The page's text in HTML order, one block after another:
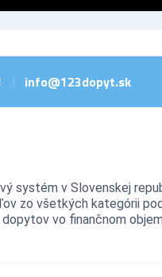
info@123dopyt.sk
systém v Slovenskej
zo všetkých kategórii
vo finančnom